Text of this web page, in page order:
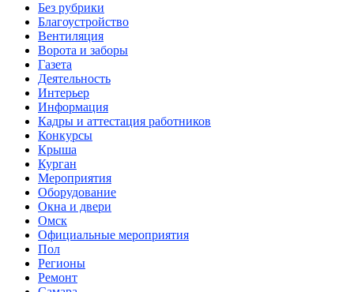
Без рубрики
Благоустройство
Вентиляция
Ворота и заборы
Газета
Деятельность
Интерьер
Информация
Кадры и аттестация работников
Конкурсы
Крыша
Курган
Мероприятия
Оборудование
Окна и двери
Омск
Официальные мероприятия
Пол
Регионы
Ремонт